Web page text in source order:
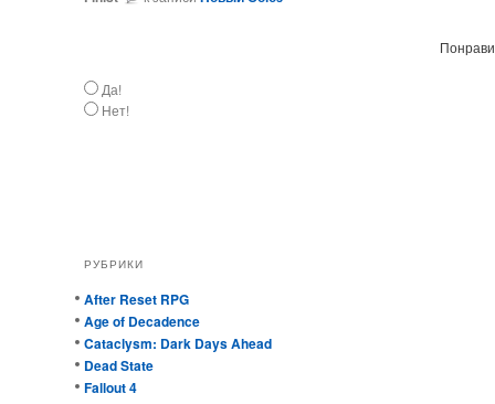
Да!
Нет!
РУБРИКИ
After Reset RPG
Age of Decadence
Cataclysm: Dark Days Ahead
Dead State
Fallout 4